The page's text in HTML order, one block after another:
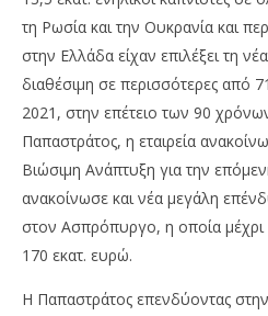
τη Ρωσία και την Ουκρανία και
στην Ελλάδα είχαν επιλέξει τη
διαθέσιμη σε περισσότερες από
2021, στην επέτειο των 90
Παπαστράτος, η εταιρεία
Βιώσιμη Ανάπτυξη για την
ανακοίνωσε και νέα μεγάλη
στον Ασπρόπυργο, η οποία μέχρι
170 εκατ. ευρώ.
Η Παπαστράτος επενδύοντας στην